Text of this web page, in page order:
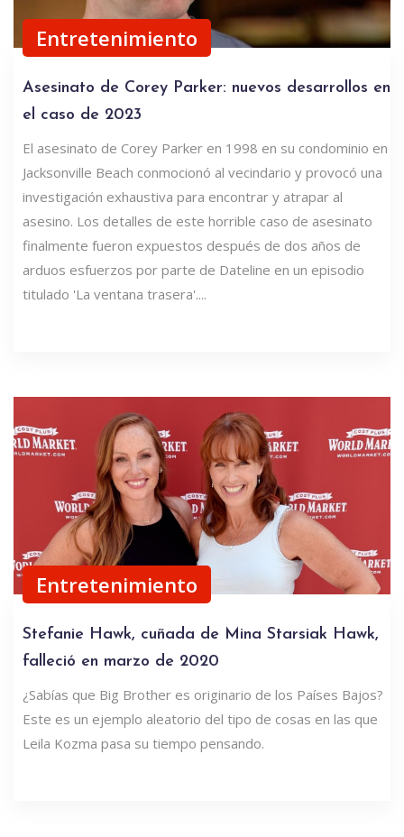
Entretenimiento
Asesinato de Corey Parker: nuevos desarrollos en
el caso de 2023
El asesinato de Corey Parker en 1998 en su condominio en
Jacksonville Beach conmocionó al vecindario y provocó una
investigación exhaustiva para encontrar y atrapar al
asesino. Los detalles de este horrible caso de asesinato
finalmente fueron expuestos después de dos años de
arduos esfuerzos por parte de Dateline en un episodio
titulado 'La ventana trasera'....
Entretenimiento
Stefanie Hawk, cuñada de Mina Starsiak Hawk,
falleció en marzo de 2020
¿Sabías que Big Brother es originario de los Países Bajos?
Este es un ejemplo aleatorio del tipo de cosas en las que
Leila Kozma pasa su tiempo pensando.